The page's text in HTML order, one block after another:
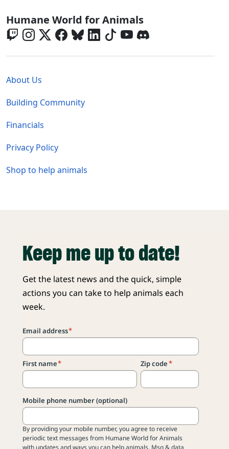
Global - Social Menu
Humane World for Animals
About Us
Building Community
Financials
Privacy Policy
Shop to help animals